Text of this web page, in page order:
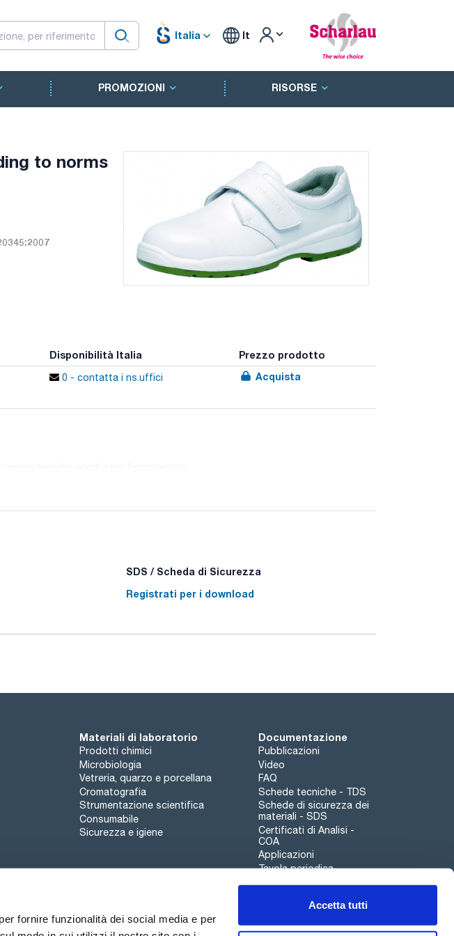
fornire funzionalità dei social media e per
Accetta tutti
Italia It
PROMOZIONI RISORSE
to norms
Disponibilità Italia Prezzo prodotto
0 - contatta i ns.uffici Acquista
traspirante e puntale in alluminio (200J).
SDS / Scheda di Sicurezza
Registrati per i download
Materiali di laboratorio
Prodotti chimici
Microbiologia
Vetreria, quarzo e porcellana
Cromatografia
Strumentazione scientifica
Consumabile
Sicurezza e igiene
Documentazione
Pubblicazioni
Video
FAQ
Schede tecniche - TDS
Schede di sicurezza dei
materiali - SDS
Certificati di Analisi -
COA
Applicazioni
Tavola periodica
Canale di segnalazioni